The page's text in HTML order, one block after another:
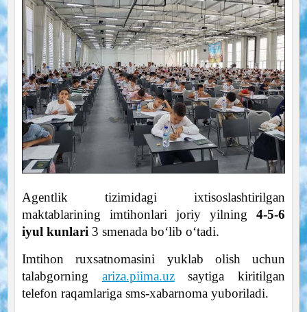
Agentlik tizimidagi ixtisoslashtirilgan
maktablarining imtihonlari joriy yilning4-5-6
iyul kunlari 3 smenada bo‘lib o‘tadi.
Imtihon ruxsatnomasini yuklab olish uchun
talabgorning ariza.piima.uzsaytiga kiritilgan
telefon raqamlariga sms-xabarnoma yuboriladi.